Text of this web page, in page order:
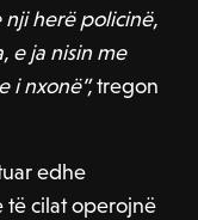
nji herë policinë,
e ja nisin me
i nxonë”,tregon
edhe
të cilat operojnë